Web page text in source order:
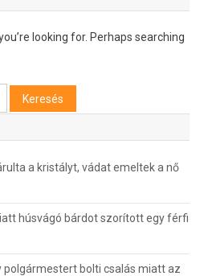
looking for. Perhaps searching
a kristályt, vádat emeltek a nő
húsvágó bárdot szorított egy férfi
polgármestert bolti csalás miatt az